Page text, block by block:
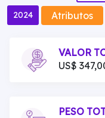
2024 Atributos
VALOR
US$
PESO